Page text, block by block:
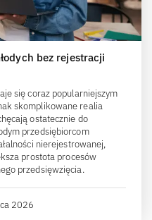
bez rejestracji
się coraz popularniejszym
skomplikowane realia
ostatecznie do
przedsiębiorcom
nierejestrowanej,
prostota procesów
przedsięwzięcia.
2026